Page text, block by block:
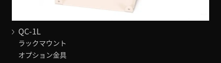
QC-1L
ラックマウント
オプション金具